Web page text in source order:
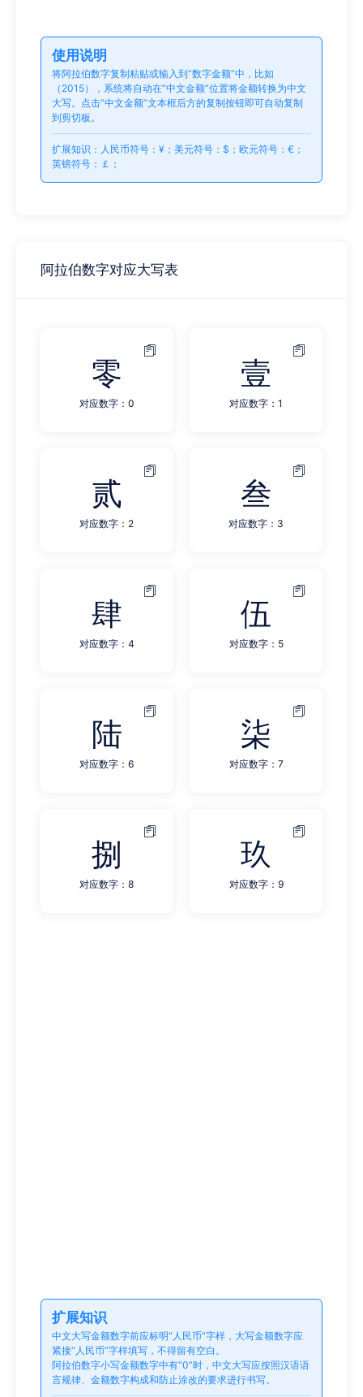
使用说明
将阿拉伯数字复制粘贴或输入到“数字金额”中，比如
（2015），系统将自动在“中文金额”位置将金额转换为中文
大写。点击“中文金额”文本框后方的复制按钮即可自动复制
到剪切板。
扩展知识：人民币符号：¥；美元符号：$；欧元符号：€；
英镑符号：￡；
阿拉伯数字对应大写表
零
对应数字：0
壹
对应数字：1
贰
对应数字：2
叁
对应数字：3
肆
对应数字：4
伍
对应数字：5
陆
对应数字：6
柒
对应数字：7
捌
对应数字：8
玖
对应数字：9
扩展知识
中文大写金额数字前应标明“人民币”字样，大写金额数字应
紧接“人民币”字样填写，不得留有空白。
阿拉伯数字小写金额数字中有“0”时，中文大写应按照汉语语
言规律、金额数字构成和防止涂改的要求进行书写。